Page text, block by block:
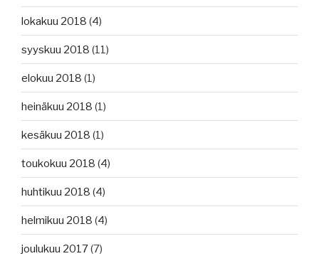
lokakuu 2018 (4)
syyskuu 2018 (11)
elokuu 2018 (1)
heinäkuu 2018 (1)
kesäkuu 2018 (1)
toukokuu 2018 (4)
huhtikuu 2018 (4)
helmikuu 2018 (4)
joulukuu 2017(7)